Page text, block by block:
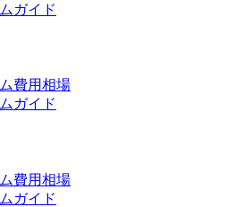
ガイド
費用相場
ガイド
費用相場
ガイド